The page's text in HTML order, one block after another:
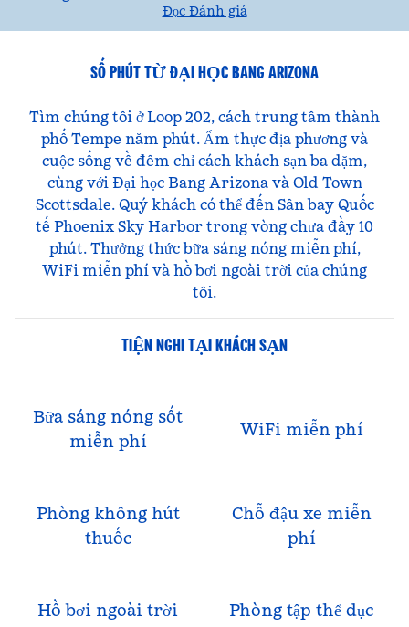
Đọc Đánh giá
SỐ PHÚT TỪ ĐẠI HỌC BANG ARIZONA
Tìm chúng tôi ở Loop 202, cách trung tâm thành
phố Tempe năm phút. Ẩm thực địa phương và
cuộc sống về đêm chỉ cách khách sạn ba dặm,
cùng với Đại học Bang Arizona và Old Town
Scottsdale. Quý khách có thể đến Sân bay Quốc
tế Phoenix Sky Harbor trong vòng chưa đầy 10
phút. Thưởng thức bữa sáng nóng miễn phí,
WiFi miễn phí và hồ bơi ngoài trời của chúng
tôi.
TIỆN NGHI TẠI KHÁCH SẠN
Bữa sáng nóng sốt
miễn phí
WiFi miễn phí
Phòng không hút
thuốc
Chỗ đậu xe miễn
phí
Hồ bơi ngoài trời Phòng tập thể dục